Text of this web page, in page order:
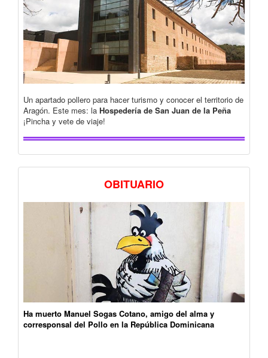
Un apartado pollero para hacer turismo y conocer el territorio de
Aragón. Este mes: la Hospedería de San Juan de la Peña
¡Pincha y vete de viaje!
OBITUARIO
Ha muerto Manuel Sogas Cotano, amigo del alma y
corresponsal del Pollo en la República Dominicana